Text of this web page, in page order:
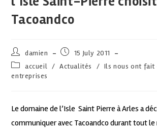
Tacoandco
damien
15 July 2011
accueil / Actualités / Ils nous ont fait
entreprises
Le domaine de l’Isle Saint Pierre à Arles a
communiquer avec Tacoandco durant tout